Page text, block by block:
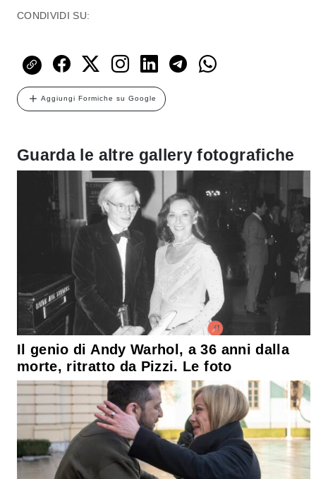
CONDIVIDI SU:
Aggiungi Formiche su Google
Guarda le altre gallery fotografiche
Il genio di Andy Warhol, a 36 anni dalla
morte, ritratto da Pizzi. Le foto